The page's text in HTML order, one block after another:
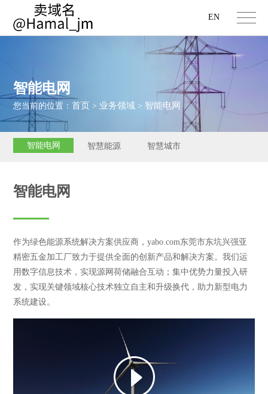
EN
智能电网
您当前的位置：首页 > 业务领域 > 智能电网
智能电网 智慧能源 智慧城市
智能电网
作为绿色能源系统解决方案供应商，yabo.com东莞市东坑兴强亚
精密五金加工厂致力于提供全面的创新产品和解决方案。我们运
用数字信息技术，实现源网荷储融合互动；集中优势力量投入研
发，实现关键领域核心技术独立自主和升级换代，助力新型电力
系统建设。